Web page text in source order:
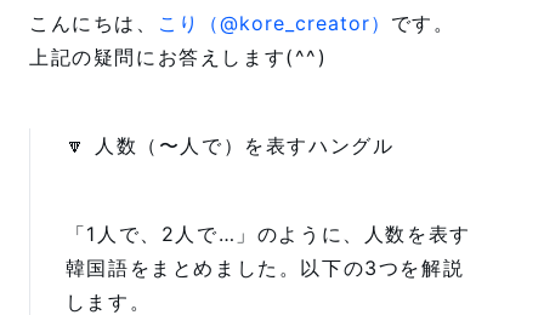
こんにちは、 こり（@kore_creator） です。
上記の疑問にお答えします(^^)
🔽 人数（〜人で）を表すハングル
「1人で、2人で…」のように、人数を表す
韓国語をまとめました。以下の3つを解説
します。